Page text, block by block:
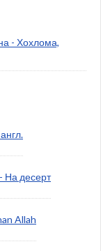
- Хохлома,
На десерт
Allah